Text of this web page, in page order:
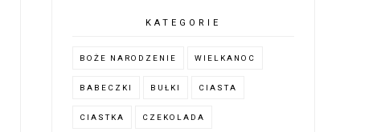
KATEGORIE
BOŻE NARODZENIE WIELKANOC
BABECZKI BUŁKI CIASTA
CIASTKA CZEKOLADA